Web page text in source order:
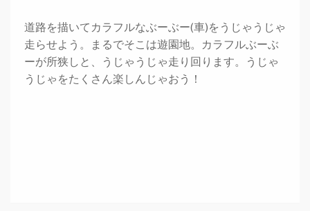
道路を描いてカラフルなぶーぶー(車)をうじゃうじゃ
走らせよう。まるでそこは遊園地。カラフルぶーぶ
ーが所狭しと、うじゃうじゃ走り回ります。うじゃ
うじゃをたくさん楽しんじゃおう！